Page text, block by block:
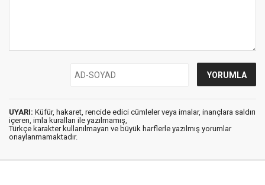
UYARI: Küfür, hakaret, rencide edici cümleler veya imalar, inançlara saldırı
içeren, imla kuralları ile yazılmamış,
Türkçe karakter kullanılmayan ve büyük harflerle yazılmış yorumlar
onaylanmamaktadır.